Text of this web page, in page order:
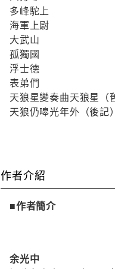
多峰駝上
海軍上尉
大武山
孤獨國
浮士德
表弟們
天狼星變奏曲天狼星（
天狼仍嗥光年外（後記）
作者介紹
■作者簡介
余光中